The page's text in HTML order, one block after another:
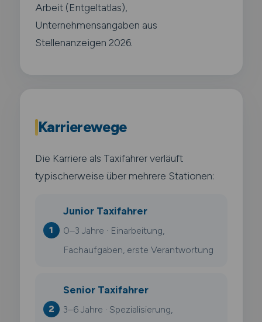
Arbeit (Entgeltatlas),
Unternehmensangaben aus
Stellenanzeigen 2026.
Karrierewege
Die Karriere als Taxifahrer verläuft
typischerweise über mehrere Stationen:
Junior Taxifahrer
0–3 Jahre · Einarbeitung,
Fachaufgaben, erste Verantwortung
Senior Taxifahrer
3–6 Jahre · Spezialisierung,